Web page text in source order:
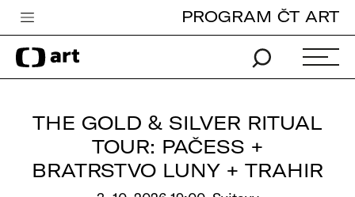
Česká televize
Zpravodajství
TV program
PROGRAM ČT ART
THE GOLD & SILVER RITUAL
TOUR: PAČESS +
BRATRSTVO LUNY + TRAHIR